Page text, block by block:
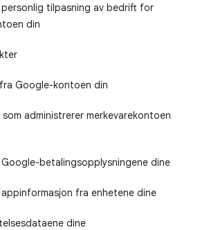
tilpasning av bedrift for
din
Google-kontoen din
som administrerer merkevarekontoen
betalingsopplysningene dine
fra enhetene dine
dine